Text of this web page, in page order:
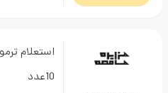
استعلام ترمومتر